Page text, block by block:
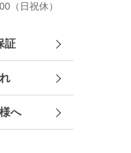
（日祝休）
証
へ